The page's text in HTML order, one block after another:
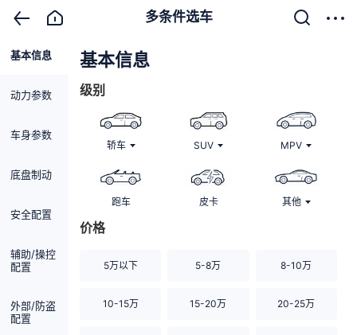
多条件选车
基本信息
动力参数
车身参数
底盘制动
安全配置
辅助/操控
配置
外部/防盗
配置
基本信息
级别
轿车 SUV MPV
跑车 皮卡 其他
价格
5万以下 5-8万 8-10万
10-15万 15-20万 20-25万